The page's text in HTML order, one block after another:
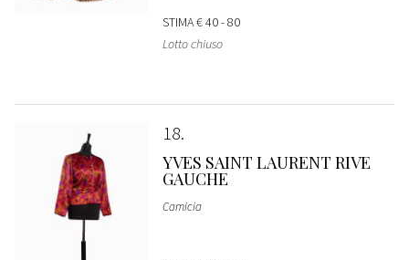
STIMA€ 40 - 80
Lotto chiuso
18
YVES SAINT LAURENT RIVE
GAUCHE
Camicia